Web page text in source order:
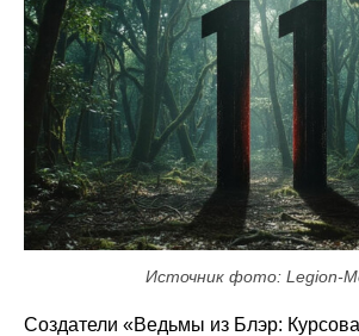
Источник фото: Legion-
Создатели «Ведьмы из Блэр: